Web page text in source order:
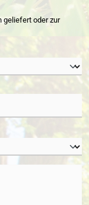
geliefert oder zur